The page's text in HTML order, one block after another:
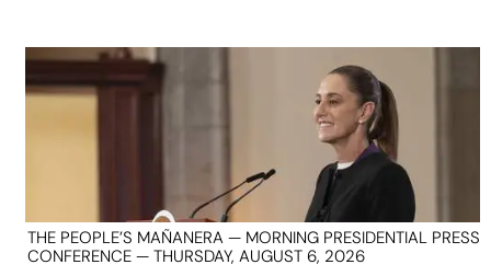
THE PEOPLE’S MAÑANERA — MORNING PRESIDENTIAL PRESS
CONFERENCE — THURSDAY, AUGUST 6, 2026